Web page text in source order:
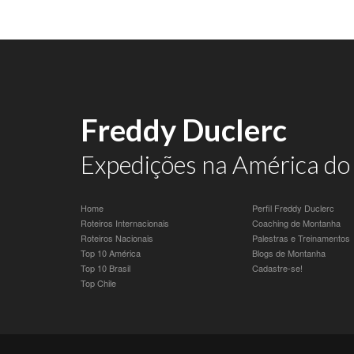
Freddy Duclerc
Expedições na América
Home
Roteiros Internacionais
Roteiros Nacionais
Top 10 América
Top 10 Brasil
Top Chile
Perfil Freddy Duclerc
Coaching de Montanha
Palestras e Treinamentos
Blogs de Montanha
Cadastre-se!